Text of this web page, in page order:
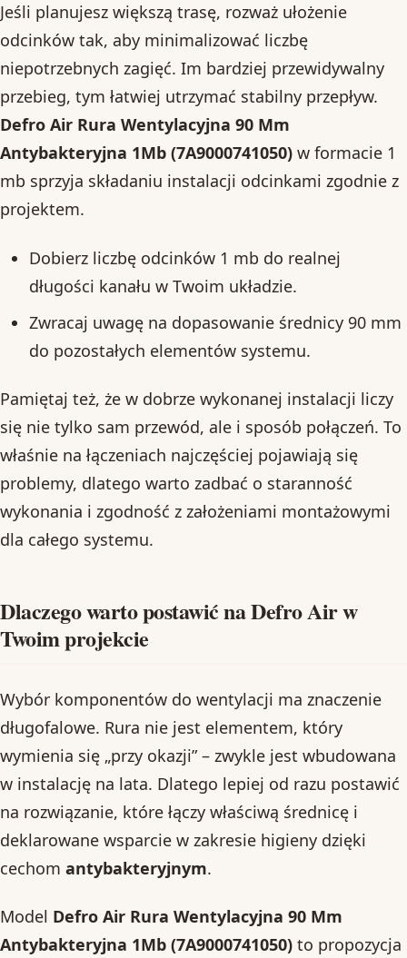
Jeśli planujesz większą trasę, rozważ ułożenie
odcinków tak, aby minimalizować liczbę
niepotrzebnych zagięć. Im bardziej przewidywalny
przebieg, tym łatwiej utrzymać stabilny przepływ.
Defro Air Rura Wentylacyjna 90 Mm
Antybakteryjna 1Mb (7A9000741050) w formacie 1
mb sprzyja składaniu instalacji odcinkami zgodnie z
projektem.
Dobierz liczbę odcinków 1 mb do realnej
długości kanału w Twoim układzie.
Zwracaj uwagę na dopasowanie średnicy 90 mm
do pozostałych elementów systemu.
Pamiętaj też, że w dobrze wykonanej instalacji liczy
się nie tylko sam przewód, ale i sposób połączeń. To
właśnie na łączeniach najczęściej pojawiają się
problemy, dlatego warto zadbać o staranność
wykonania i zgodność z założeniami montażowymi
dla całego systemu.
Dlaczego warto postawić na Defro Air w
Twoim projekcie
Wybór komponentów do wentylacji ma znaczenie
długofalowe. Rura nie jest elementem, który
wymienia się „przy okazji” – zwykle jest wbudowana
w instalację na lata. Dlatego lepiej od razu postawić
na rozwiązanie, które łączy właściwą średnicę i
deklarowane wsparcie w zakresie higieny dzięki
cechom antybakteryjnym.
Model Defro Air Rura Wentylacyjna 90 Mm
Antybakteryjna 1Mb (7A9000741050) to propozycja